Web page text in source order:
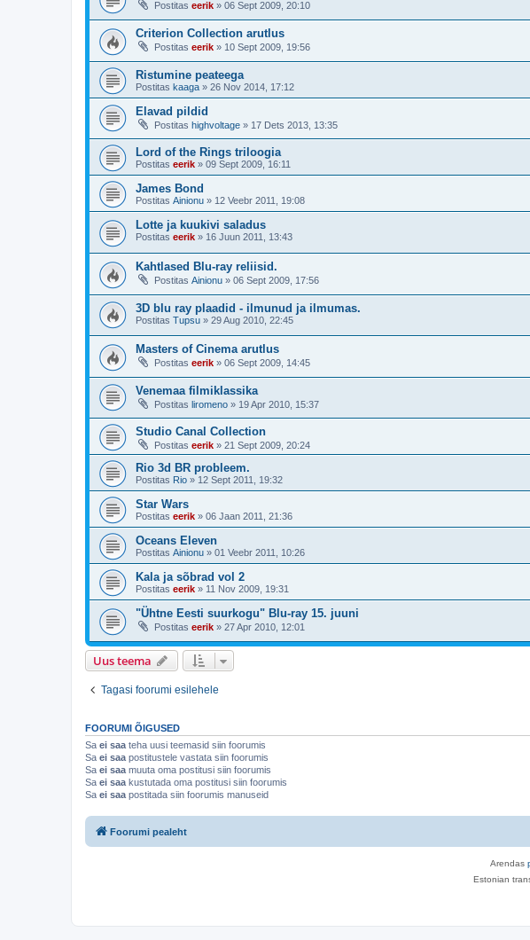
Postitas eerik » 06 Sept 2009, 20:10
Criterion Collection arutlus
Postitas eerik » 10 Sept 2009, 19:56
Ristumine peateega
Postitas kaaga » 26 Nov 2014, 17:12
Elavad pildid
Postitas highvoltage » 17 Dets 2013, 13:35
Lord of the Rings triloogia
Postitas eerik » 09 Sept 2009, 16:11
James Bond
Postitas Ainionu » 12 Veebr 2011, 19:08
Lotte ja kuukivi saladus
Postitas eerik » 16 Juun 2011, 13:43
Kahtlased Blu-ray reliisid.
Postitas Ainionu » 06 Sept 2009, 17:56
3D blu ray plaadid - ilmunud ja ilmumas.
Postitas Tupsu » 29 Aug 2010, 22:45
Masters of Cinema arutlus
Postitas eerik » 06 Sept 2009, 14:45
Venemaa filmiklassika
Postitas liromeno » 19 Apr 2010, 15:37
Studio Canal Collection
Postitas eerik » 21 Sept 2009, 20:24
Rio 3d BR probleem.
Postitas Rio » 12 Sept 2011, 19:32
Star Wars
Postitas eerik » 06 Jaan 2011, 21:36
Oceans Eleven
Postitas Ainionu » 01 Veebr 2011, 10:26
Kala ja sõbrad vol 2
Postitas eerik » 11 Nov 2009, 19:31
"Ühtne Eesti suurkogu" Blu-ray 15. juuni
Postitas eerik » 27 Apr 2010, 12:01
Uus teema
Tagasi foorumi esilehele
FOORUMI ÕIGUSED
Sa ei saa teha uusi teemasid siin foorumis
Sa ei saa postitustele vastata siin foorumis
Sa ei saa muuta oma postitusi siin foorumis
Sa ei saa kustutada oma postitusi siin foorumis
Sa ei saa postitada siin foorumis manuseid
Foorumi pealeht
Arendas
Estonian